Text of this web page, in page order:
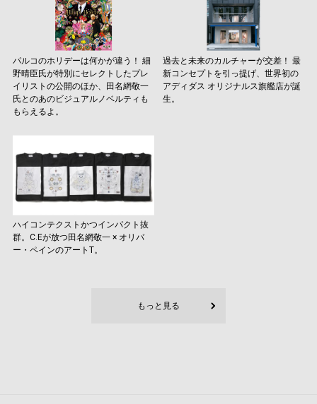
パルコのホリデーは何かが違う！ 細
野晴臣氏が特別にセレクトしたプレ
イリストの公開のほか、田名網敬一
氏とのあのビジュアルノベルティも
もらえるよ。
過去と未来のカルチャーが交差！ 最
新コンセプトを引っ提げ、世界初の
アディダス オリジナルス旗艦店が誕
生。
ハイコンテクストかつインパクト抜
群。C.Eが放つ田名網敬一 × オリバ
ー・ペインのアートT。
もっと見る